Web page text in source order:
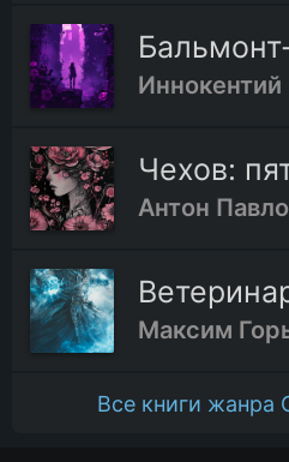
Чехов:
Антон
Максим
Все книги жанра